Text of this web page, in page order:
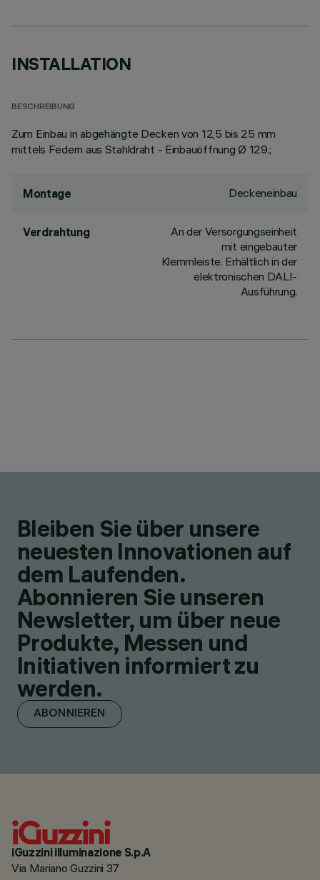
INSTALLATION
BESCHREIBUNG
Zum Einbau in abgehängte Decken von 12,5 bis 25 mm
mittels Federn aus Stahldraht - Einbauöffnung Ø 129.;
Montage Deckeneinbau
Verdrahtung
An der Versorgungseinheit
mit eingebauter
Klemmleiste. Erhältlich in der
elektronischen DALI-
Ausführung.
Bleiben Sie über unsere
neuesten Innovationen auf
dem Laufenden.
Abonnieren Sie unseren
Newsletter, um über neue
Produkte, Messen und
Initiativen informiert zu
werden.
ABONNIEREN
iGuzzini illuminazione S.p.A
Via Mariano Guzzini 37